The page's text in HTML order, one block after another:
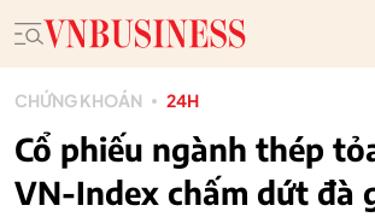
CHỨNG KHOÁN 24H
Cổ phiếu ngành thép
VN-Index chấm dứt đà